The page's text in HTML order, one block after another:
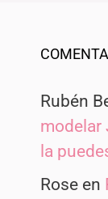
Rubén
modelar
la
Rose en